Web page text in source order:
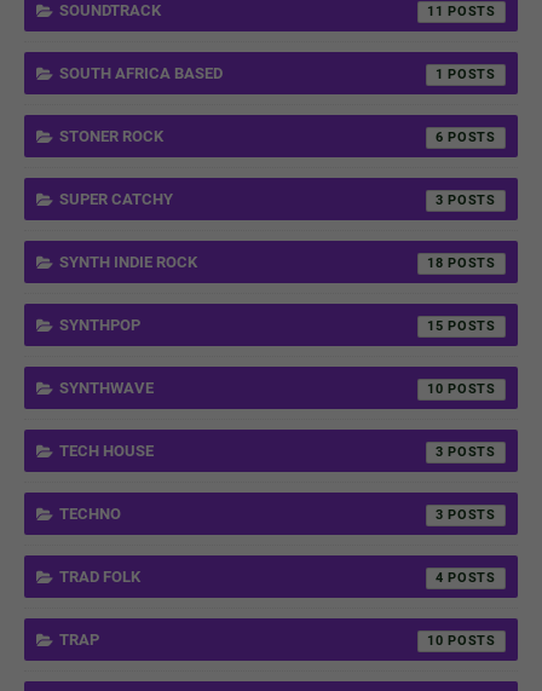
SOUNDTRACK 11
SOUTH AFRICA BASED 1
STONER ROCK 6
SUPER CATCHY 3
SYNTH INDIE ROCK 18
SYNTHPOP 15
SYNTHWAVE 10
TECH HOUSE 3
TECHNO 3
TRAD FOLK 4
TRAP 10